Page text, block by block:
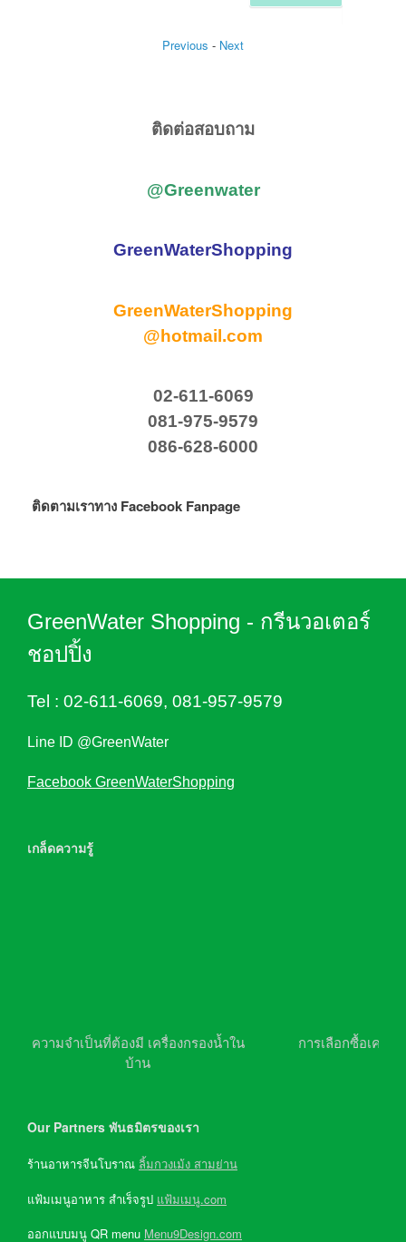
Previous - Next
ติดต่อสอบถาม
@Greenwater
GreenWaterShopping
GreenWaterShopping
@hotmail.com
02-611-6069
081-975-9579
086-628-6000
ติดตามเราทาง Facebook Fanpage
GreenWater Shopping - กรีนวอเตอร์
ชอปปิ้ง
Tel : 02-611-6069, 081-957-9579
Line ID @GreenWater
Facebook GreenWaterShopping
เกล็ดความรู้
ความจำเป็นที่ต้องมี เครื่องกรองน้ำใน
บ้าน
การเลือกซื้อเครื่อ
Our Partners พันธมิตรของเรา
ร้านอาหารจีนโบราณ ลิ้มกวงเม้ง สามย่าน
แฟ้มเมนูอาหาร สำเร็จรูป แฟ้มเมนู.com
ออกแบบมนู QR menu Menu9Design.com